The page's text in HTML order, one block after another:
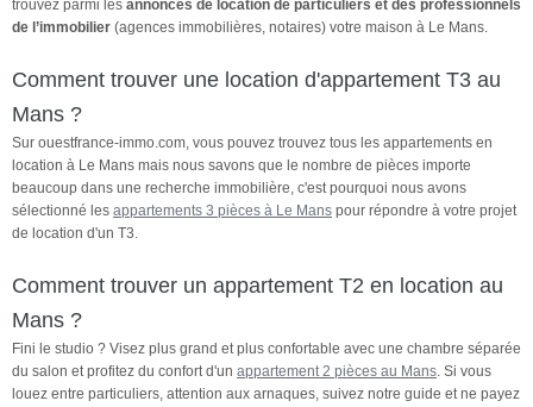
euros par mois de provision
régularisation annuelle). Soit
947,00 euros. Les honoraires
charge locataire sont de
970,25 euros ( soit 11,10
Loyer de 1 100,00 euros par
avec Assurance Habitation et
charge locataire sont de 1
063,49 euros ( soit 11,10
euros/m² ) dont 290,30 euros
>>
trouvez parmi les annonces de location de particuliers et des professionnels
de l’immobilier (agences immobilières, notaires) votre maison à Le Mans.
Comment trouver une location d'appartement T3 au
Mans ?
Sur ouestfrance-immo.com, vous pouvez trouvez tous les appartements en
location à Le Mans mais nous savons que le nombre de pièces importe
beaucoup dans une recherche immobilière, c'est pourquoi nous avons
sélectionné les appartements 3 pièces à Le Mans pour répondre à votre projet
de location d'un T3.
Comment trouver un appartement T2 en location au
Mans ?
Fini le studio ? Visez plus grand et plus confortable avec une chambre séparée
du salon et profitez du confort d'un appartement 2 pièces au Mans. Si vous
louez entre particuliers, attention aux arnaques, suivez notre guide et ne payez